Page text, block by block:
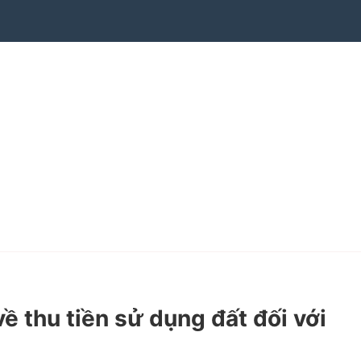
thu tiền sử dụng đất đối với